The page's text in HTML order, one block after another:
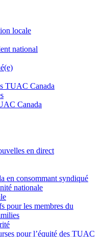
locale
national
TUAC Canada
Canada
en direct
en consommant syndiqué
nationale
pour les membres du
pour l’équité des TUAC